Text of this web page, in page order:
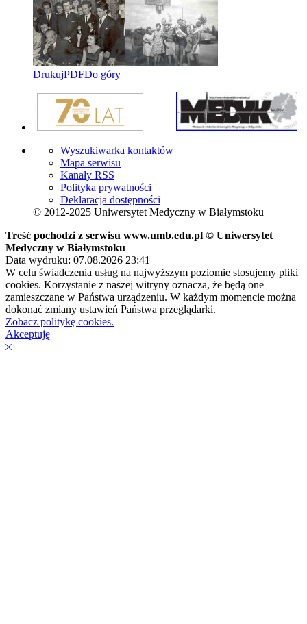
DrukujPDFDo góry
Wyszukiwarka kontaktów
Mapa serwisu
Kanały RSS
Polityka prywatności
Deklaracja dostępności
© 2012-2025 Uniwersytet Medyczny w Białymstoku
Treść pochodzi z serwisu www.umb.edu.pl © Uniwersytet
Medyczny w Białymstoku
Data wydruku: 07.08.2026 23:41
W celu świadczenia usług na najwyższym poziomie stosujemy pliki
cookies. Korzystanie z naszej witryny oznacza, że będą one
zamieszczane w Państwa urządzeniu. W każdym momencie można
dokonać zmiany ustawień Państwa przeglądarki.
Zobacz politykę cookies.
Akceptuję